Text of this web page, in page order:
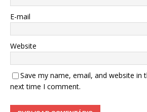
E-mail
Website
Save my name, email, and website in
next time I comment.